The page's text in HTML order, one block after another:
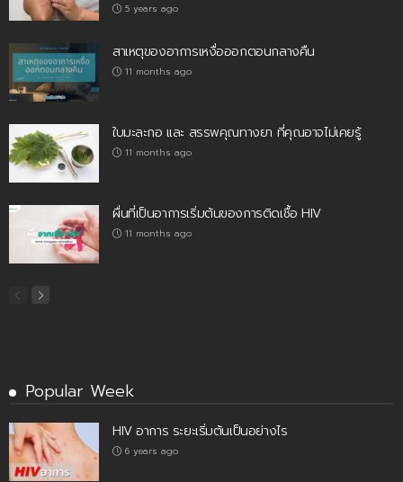
5 years ago
สาเหตุของอาการเหงื่อออกตอนกลางคืน
11 months ago
ใบมะละกอ และ สรรพคุณทางยา ที่คุณอาจไม่เคยรู้
11 months ago
ผื่นที่เป็นอาการเริ่มต้นของการติดเชื้อ HIV
11 months ago
Popular Week
HIV อาการ ระยะเริ่มต้นเป็นอย่างไร
6 years ago